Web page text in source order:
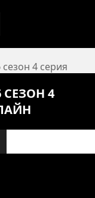
сезон 4 серия
4